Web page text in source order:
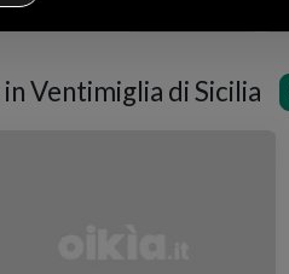
Ventimiglia di Sicilia